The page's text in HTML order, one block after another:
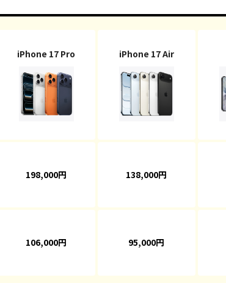
iPhone 17 Pro iPhone 17 Air
198,000円 138,000円
106,000円 95,000円